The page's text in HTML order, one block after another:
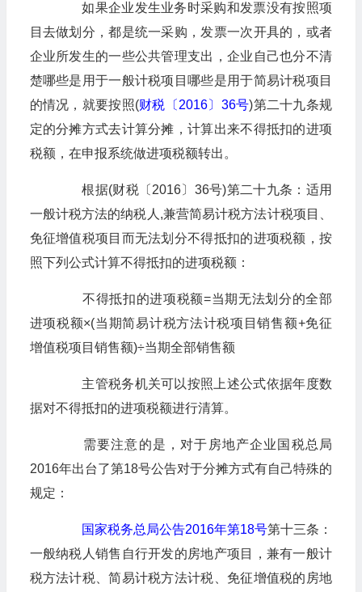
如果企业发生业务时采购和发票没有按照项
目去做划分，都是统一采购，发票一次开具的，或者
企业所发生的一些公共管理支出，企业自己也分不清
楚哪些是用于一般计税项目哪些是用于简易计税项目
的情况，就要按照(财税〔2016〕36号)第二十九条规
定的分摊方式去计算分摊，计算出来不得抵扣的进项
税额，在申报系统做进项税额转出。
根据(财税〔2016〕36号)第二十九条：适用
一般计税方法的纳税人,兼营简易计税方法计税项目、
免征增值税项目而无法划分不得抵扣的进项税额，按
照下列公式计算不得抵扣的进项税额：
不得抵扣的进项税额=当期无法划分的全部
进项税额×(当期简易计税方法计税项目销售额+免征
增值税项目销售额)÷当期全部销售额
主管税务机关可以按照上述公式依据年度数
据对不得抵扣的进项税额进行清算。
需要注意的是，对于房地产企业国税总局
2016年出台了第18号公告对于分摊方式有自己特殊的
规定：
国家税务总局公告2016年第18号第十三条：
一般纳税人销售自行开发的房地产项目，兼有一般计
税方法计税、简易计税方法计税、免征增值税的房地